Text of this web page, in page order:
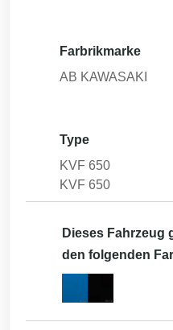
Farbrikmarke
AB KAWASAKI
Type
KVF 650
KVF 650
Dieses Fahrzeug
den folgenden